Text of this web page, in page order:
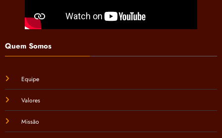
Quem Somos
Equipe
Valores
Missão